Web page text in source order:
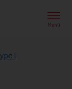
Menü
I